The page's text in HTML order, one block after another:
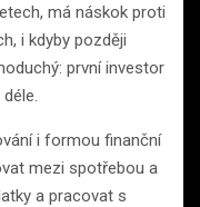
má náskok proti
i kdyby později
první investor
i formou finanční
mezi spotřebou a
a pracovat s